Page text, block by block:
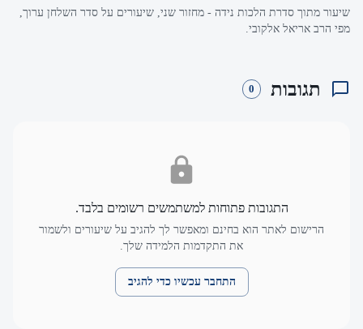
שיעור מתוך סדרת הלכות נידה - מחזור שני, שיעורים על סדר השלחן ערוך,
מפי הרב אריאל אלקובי.
תגובות 0
התגובות פתוחות למשתמשים רשומים בלבד.
הרישום לאתר הוא בחינם ומאפשר לך להגיב על שיעורים ולשמור
את התקדמות הלמידה שלך.
התחבר עכשיו כדי להגיב